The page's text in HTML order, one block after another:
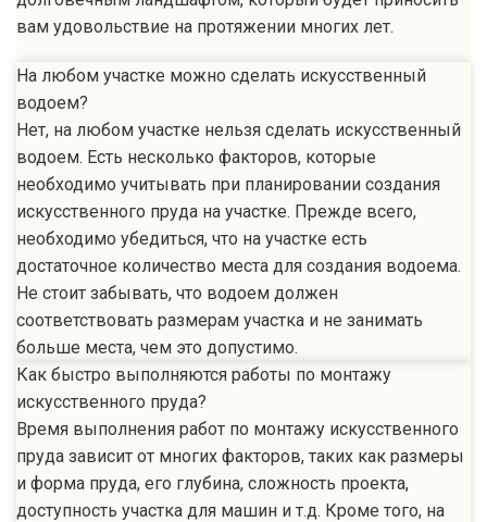
вам удовольствие на протяжении многих лет.
На любом участке можно сделать искусственный
водоем?
Нет, на любом участке нельзя сделать искусственный
водоем. Есть несколько факторов, которые
необходимо учитывать при планировании создания
искусственного пруда на участке. Прежде всего,
необходимо убедиться, что на участке есть
достаточное количество места для создания водоема.
Не стоит забывать, что водоем должен
соответствовать размерам участка и не занимать
больше места, чем это допустимо.
Как быстро выполняются работы по монтажу
искусственного пруда?
Время выполнения работ по монтажу искусственного
пруда зависит от многих факторов, таких как размеры
и форма пруда, его глубина, сложность проекта,
доступность участка для машин и т.д. Кроме того, на